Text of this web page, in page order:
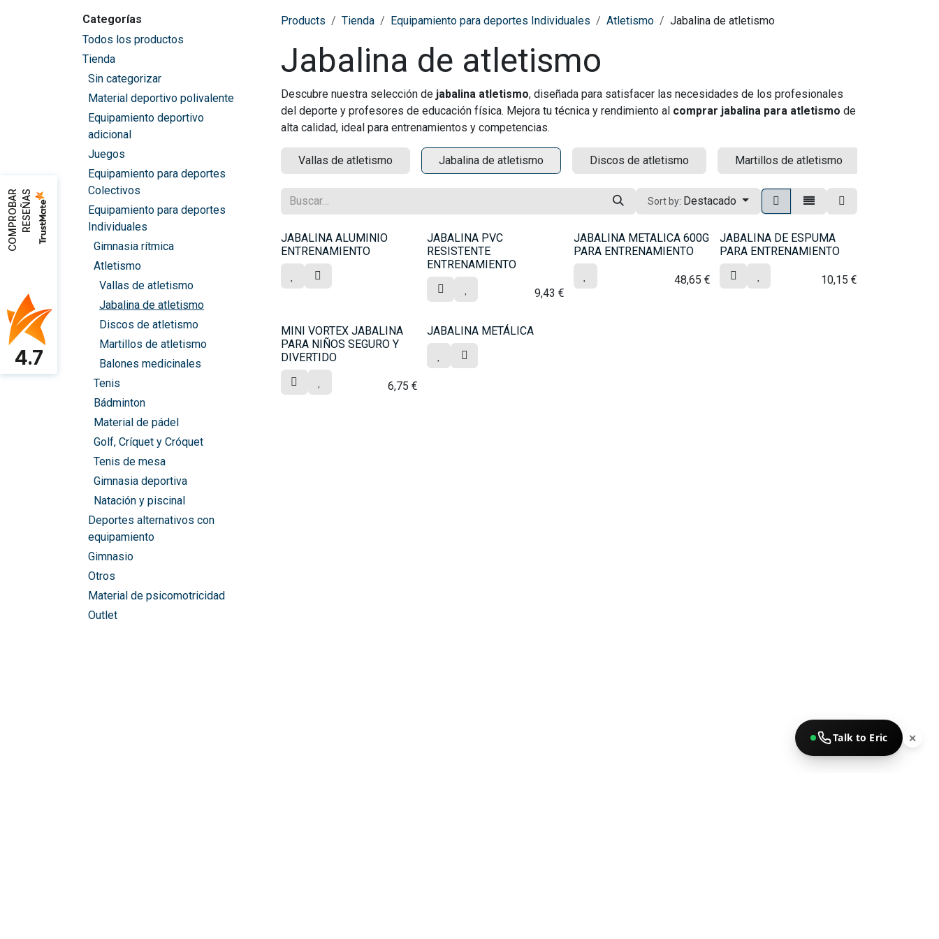
Categorías
Todos los productos
Tienda
Sin categorizar
Material deportivo polivalente
Equipamiento deportivo
adicional
Juegos
Equipamiento para deportes
Colectivos
Equipamiento para deportes
Individuales
Gimnasia rítmica
Atletismo
Vallas de atletismo
Jabalina de atletismo
Discos de atletismo
Martillos de atletismo
Balones medicinales
Tenis
Bádminton
Material de pádel
Golf, Críquet y Cróquet
Tenis de mesa
Gimnasia deportiva
Natación y piscinal
Deportes alternativos con
equipamiento
Gimnasio
Otros
Material de psicomotricidad
Outlet
Products Tienda Equipamiento para deportes Individuales Atletismo Jabalina de atletismo
Jabalina de atletismo
Descubre nuestra selección de jabalina atletismo, diseñada para satisfacer las necesidades de los profesionales
del deporte y profesores de educación física. Mejora tu técnica y rendimiento al comprar jabalina para atletismo de
alta calidad, ideal para entrenamientos y competencias.
Vallas de atletismo Jabalina de atletismo Discos de atletismo Martillos de atletismo
Sort by: Destacado
JABALINA ALUMINIO
ENTRENAMIENTO
JABALINA PVC
RESISTENTE
ENTRENAMIENTO
9,43 €
JABALINA METALICA 600G
PARA ENTRENAMIENTO
48,65 €
JABALINA DE ESPUMA
PARA ENTRENAMIENTO
10,15 €
MINI VORTEX JABALINA
PARA NIÑOS SEGURO Y
DIVERTIDO
6,75 €
JABALINA METÁLICA
C
O
M
P
R
O
B
A
R
R
E
S
E
Ñ
AS
4.7
Talk to Eric ✕